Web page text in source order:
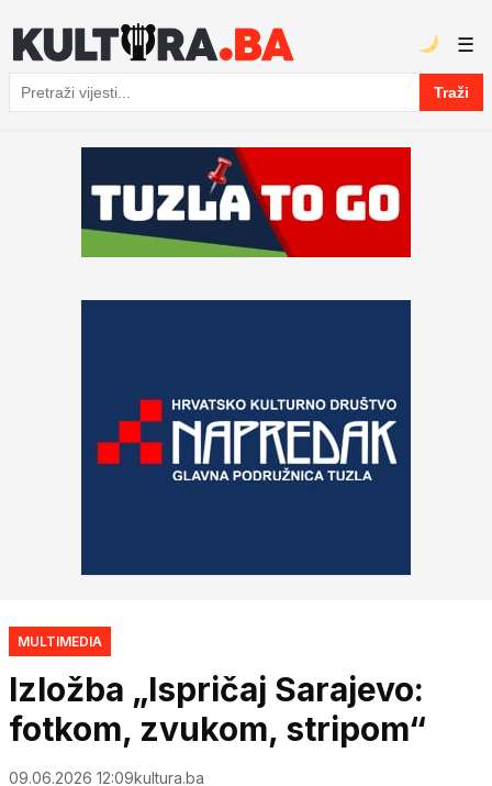
Pretraga
Traži
☰
MULTIMEDIA
Izložba „Ispričaj Sarajevo:
fotkom, zvukom, stripom“
09.06.2026 12:09kultura.ba